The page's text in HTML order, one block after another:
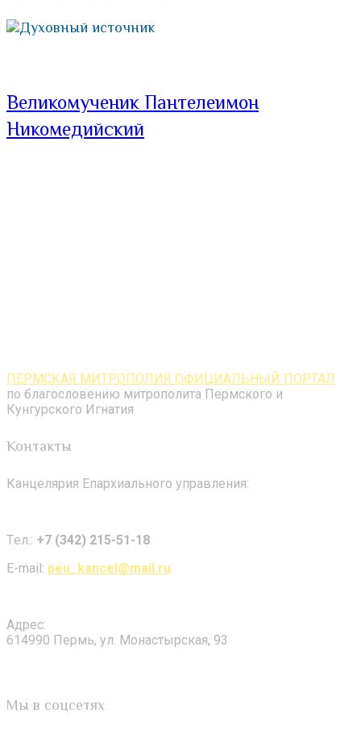
Духовный источник
Великомученик Пантелеимон
Никомедийский
ПЕРМСКАЯ МИТРОПОЛИЯ ОФИЦИАЛЬНЫЙ ПОРТАЛ
по благословению митрополита Пермского и
Кунгурского Игнатия
Контакты
Канцелярия Епархиального управления:
Tел.: +7 (342) 215-51-18
E-mail: peu_kancel@mail.ru
Адрес:
614990 Пермь, ул. Монастырская, 93
Мы в соцсетях